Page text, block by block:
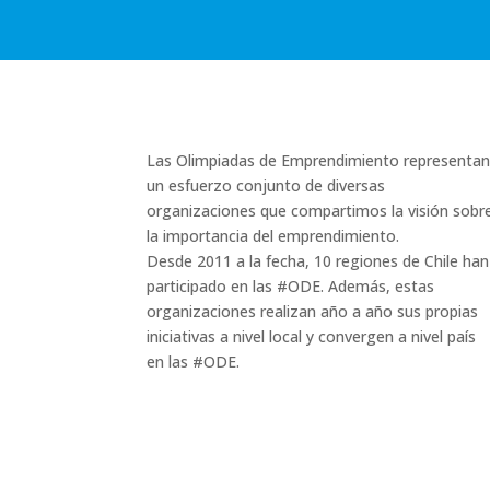
Las Olimpiadas de Emprendimiento representan
un esfuerzo conjunto de diversas
organizaciones que compartimos la visión
la importancia del emprendimiento.
Desde 2011 a la fecha, 10 regiones de Chile han
participado en las #ODE. Además, estas
organizaciones realizan año a año sus propias
iniciativas a nivel local y convergen a nivel país
en las #ODE.